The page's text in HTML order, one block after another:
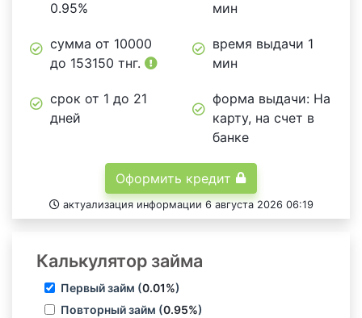
0.95%
сумма от 10000
до 153150 тнг.
срок от 1 до 21
дней
мин
время выдачи 1
мин
форма выдачи: На
карту, на счет в
банке
Оформить кредит
актуализация информации 6 августа 2026 06:19
Калькулятор займа
Первый займ (0.01%)
Повторный займ (0.95%)